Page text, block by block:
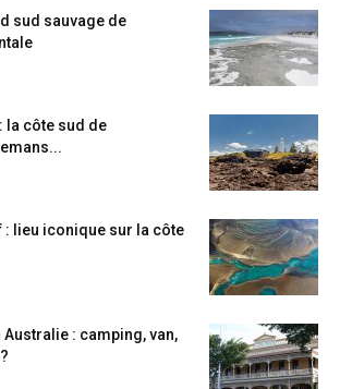
sud sauvage de
la côte sud de
: lieu iconique sur la côte
: camping, van,